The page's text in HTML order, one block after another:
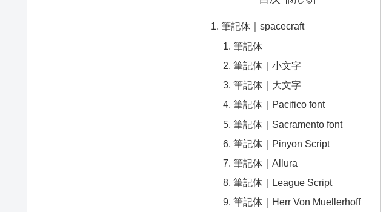
筆記体｜spacecraft
筆記体
筆記体｜小文字
筆記体｜大文字
筆記体｜Pacifico font
筆記体｜Sacramento font
筆記体｜Pinyon Script
筆記体｜Allura
筆記体｜League Script
筆記体｜Herr Von Muellerhoff